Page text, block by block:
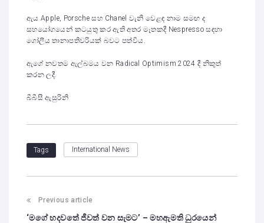
ඇය Apple, Porsche සහ Chanel වැනි වෙළඳ නාම සමඟ ද
සහයෝගයෙන් කටයුතු කර ඇති අතර මෑතකදී Nespresso සඳහා
ගෝලීය තානාපතිවරියක් බවට පත්විය.
ඇගේ නවතම ඇල්බමය වන Radical Optimism 2024 දී නිකුත්
කරන ලදී.
බීබීසී ඇසුරිනි
Tags International News
Previous article
‘මගේ හදවතේ ජීවත් වන සැමට’ – මහඇමති ධුරයෙන්